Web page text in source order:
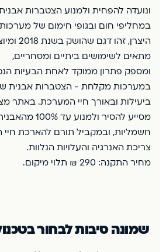
ונועדה להפחית ולמנוע הצטברות
במחליפי חום ובגופי חימום של
היצרן,
מתאים לשימושים ביתיים ומסחריים,
ומספק פתרון ממוקד לאחת הבעיות
במערכות מקלחת - הצטברות אבנית
מסייע להסיר
חשמליות, ובמקביל תורם להארכת
צריכת האנרגיה והעלויות הנלוות.
מחיר התקנה: 290 ₪ תלוי מיקום.
שמונה סיבות לבחור